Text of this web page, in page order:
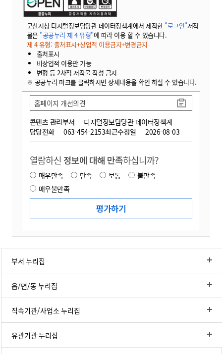
군산시청 디지털정보담당관 데이터정책계에서 제작한 "로그인"저작
물은 "공공누리 제 4 유형"에 따라 이용 할 수 있습니다.
제 4 유형: 출처표시+상업적 이용금지+변경금지
출처표시
비상업적 이용만 가능
변형 등 2차적 저작물 작성 금지
※ 공공누리 마크를 클릭하시면 상세내용을 확인 하실 수 있습니다.
콘텐츠 관리부서
디지털정보담당관 데이터정책계
담당전화
063-454-2153최근수정일 2026-08-03
홈페이지 개선의견
열람하신 정보에 대해 만족하십니까?
매우만족 만족 보통
불만족
매우불만족
부서 누리집
읍/면/동 누리집
직속기관/사업소 누리집
유관기관 누리집